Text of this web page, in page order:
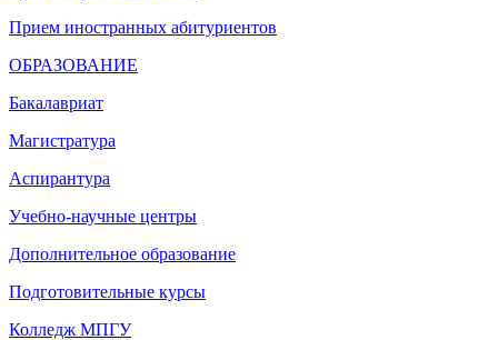
Прием иностранных абитуриентов
ОБРАЗОВАНИЕ
Бакалавриат
Магистратура
Аспирантура
Учебно-научные центры
Дополнительное образование
Подготовительные курсы
Колледж МПГУ